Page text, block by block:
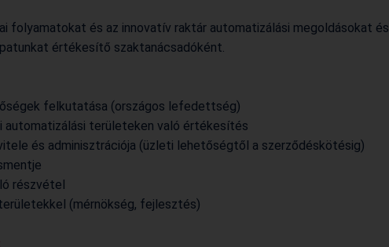
folyamatokat és az innovatív raktár automatizálási megoldásokat és
értékesítő szaktanácsadóként.
felkutatása (országos lefedettség)
automatizálási területeken való értékesítés
és adminisztrációja (üzleti lehetőségtől a szerződéskötésig)
részvétel
(mérnökség, fejlesztés)